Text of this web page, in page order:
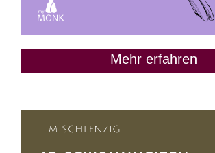
Mehr erfahren